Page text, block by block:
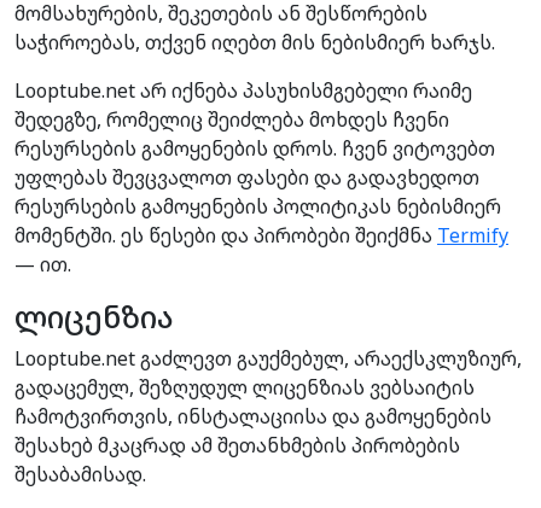
მომსახურების, შეკეთების ან შესწორების
საჭიროებას, თქვენ იღებთ მის ნებისმიერ ხარჯს.
Looptube.net არ იქნება პასუხისმგებელი რაიმე
შედეგზე, რომელიც შეიძლება მოხდეს ჩვენი
რესურსების გამოყენების დროს. ჩვენ ვიტოვებთ
უფლებას შევცვალოთ ფასები და გადავხედოთ
რესურსების გამოყენების პოლიტიკას ნებისმიერ
მომენტში. ეს წესები და პირობები შეიქმნა Termify
— ით.
ლიცენზია
Looptube.net გაძლევთ გაუქმებულ, არაექსკლუზიურ,
გადაცემულ, შეზღუდულ ლიცენზიას ვებსაიტის
ჩამოტვირთვის, ინსტალაციისა და გამოყენების
შესახებ მკაცრად ამ შეთანხმების პირობების
შესაბამისად.